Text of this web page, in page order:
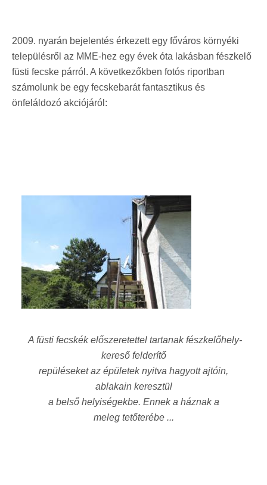
2009. nyarán bejelentés érkezett egy főváros környéki
településről az MME-hez egy évek óta lakásban fészkelő
füsti fecske párról. A következőkben fotós riportban
számolunk be egy fecskebarát fantasztikus és
önfeláldozó akciójáról:
A füsti fecskék előszeretettel tartanak fészkelőhely-
kereső felderítő
repüléseketaz épületek nyitva hagyott ajtóin,
ablakain keresztül
a belső helyiségekbe. Ennek a háznak a
meleg tetőterébe ...